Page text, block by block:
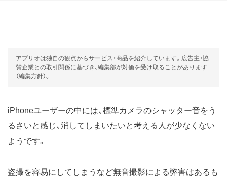
アプリオは独自の観点からサービス・商品を紹介しています。広告主・協
賛企業との取引関係に基づき、編集部が対価を受け取ることがあります
（編集方針）。
iPhoneユーザーの中には、標準カメラのシャッター音をう
るさいと感じ、消してしまいたいと考える人が少なくない
ようです。
盗撮を容易にしてしまうなど無音撮影による弊害はあるも